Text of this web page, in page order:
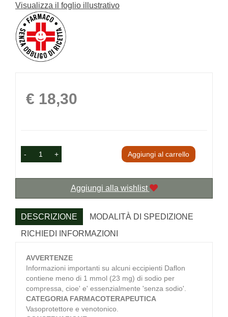
Visualizza il foglio illustrativo
Prezzo
€ 18,30
- + Aggiungi al carrello
Aggiungi alla wishlist
DESCRIZIONE
MODALITÀ DI SPEDIZIONE
RICHIEDI INFORMAZIONI
AVVERTENZE
Informazioni importanti su alcuni eccipienti Daflon
contiene meno di 1 mmol (23 mg) di sodio per
compressa, cioe' e' essenzialmente 'senza sodio'.
CATEGORIA FARMACOTERAPEUTICA
Vasoprotettore e venotonico.